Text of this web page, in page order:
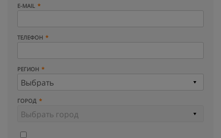
E-MAIL
ТЕЛЕФОН
РЕГИОН
ГОРОД